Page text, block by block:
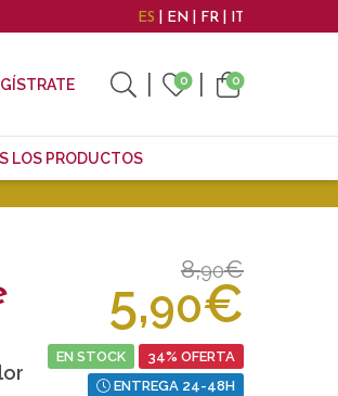
ES EN FR IT
0 0
LOS PRODUCTOS
8,90€
5,90€
EN STOCK
34% OFERTA
ENTREGA 24-48H